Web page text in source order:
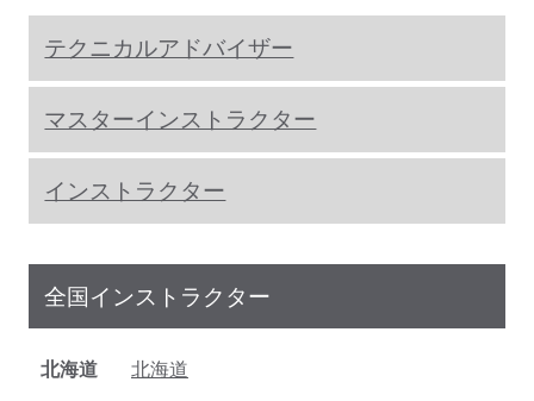
テクニカルアドバイザー
マスターインストラクター
インストラクター
全国インストラクター
北海道
北海道